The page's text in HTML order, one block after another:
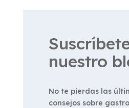
nuestro
No te pierdas las
consejos sobre